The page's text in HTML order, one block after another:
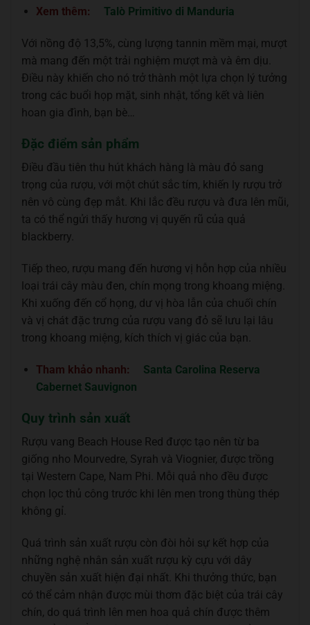
Xem thêm: Talò Primitivo di Manduria
Với nồng độ 13,5%, cùng lượng tannin mềm mại, mượt
mà mang đến một trải nghiệm mượt mà và êm dịu.
Điều này khiến cho nó trở thành một lựa chọn lý tưởng
trong các buổi họp mặt, sinh nhật, tổng kết và liên
hoan gia đình, bạn bè…
Đặc điểm sản phẩm
Điều đầu tiên thu hút khách hàng là màu đỏ sang
trọng của rượu, với một chút sắc tím, khiến ly rượu trở
nên vô cùng đẹp mắt. Khi lắc đều rượu và đưa lên mũi,
ta có thể ngửi thấy hương vị quyến rũ của quả
blackberry.
Tiếp theo, rượu mang đến hương vị hỗn hợp của nhiều
loại trái cây màu đen, chín mọng trong khoang miệng.
Khi xuống đến cổ họng, dư vị hòa lẫn của chuối chín
và vị chát đặc trưng của rượu vang đỏ sẽ lưu lại lâu
trong khoang miệng, kích thích vị giác của bạn.
Tham khảo nhanh:
Santa Carolina Reserva
Cabernet Sauvignon
Quy trình sản xuất
Rượu vang Beach House Red được tạo nên từ ba
giống nho Mourvedre, Syrah và Viognier, được trồng
tại Western Cape, Nam Phi. Mỗi quả nho đều được
chọn lọc thủ công trước khi lên men trong thùng thép
không gỉ.
Quá trình sản xuất rượu còn đòi hỏi sự kết hợp của
những nghệ nhân sản xuất rượu kỳ cựu với dây
chuyền sản xuất hiện đại nhất. Khi thưởng thức, bạn
có thể cảm nhận được mùi thơm đặc biệt của trái cây
chín, do quá trình lên men hoa quả chín được thêm